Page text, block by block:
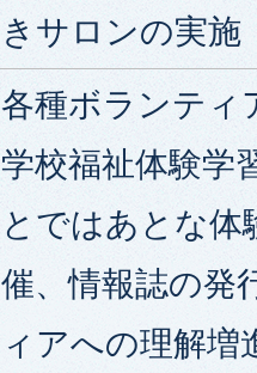
きサロンの実施
各種ボランティ
学校福祉体験学
とではあとな体
催、情報誌の発
ィアへの理解増